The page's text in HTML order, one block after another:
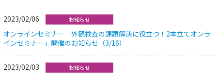
2023/02/06 お知らせ
オンラインセミナー「外観検査の課題解決に役立つ！2本立てオンラ
インセミナー」開催のお知らせ（3/16）
2023/02/03 お知らせ